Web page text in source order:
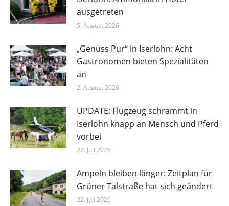
ausgetreten
5. August 2026
„Genuss Pur“ in Iserlohn: Acht
Gastronomen bieten Spezialitäten
an
2. August 2026
UPDATE: Flugzeug schrammt in
Iserlohn knapp an Mensch und Pferd
vorbei
22. Juli 2026
Ampeln bleiben länger: Zeitplan für
Grüner Talstraße hat sich geändert
22. Juli 2026